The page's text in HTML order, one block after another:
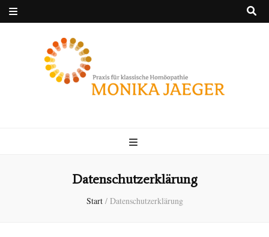
Homöopathie
MONIKA JAEGER
Datenschutzerklärung
Start / Datenschutzerklärung